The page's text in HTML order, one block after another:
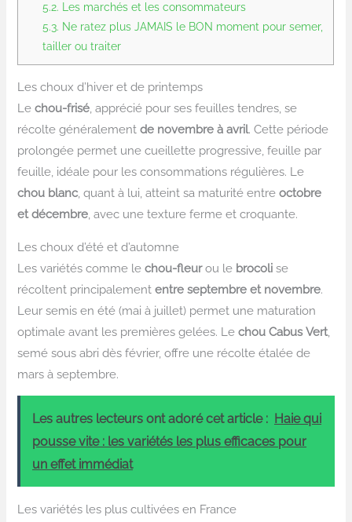
5.2. Les marchés et les consommateurs
5.3. Ne ratez plus JAMAIS le BON moment pour semer,
tailler ou traiter
Les choux d’hiver et de printemps
Lechou-frisé , apprécié pour ses feuilles tendres, se
récolte généralementde novembre à avril. Cette période
prolongée permet une cueillette progressive, feuille par
feuille, idéale pour les consommations régulières. Le
chou blanc , quant à lui, atteint sa maturité entreoctobre
et décembre , avec une texture ferme et croquante.
Les choux d’été et d’automne
Les variétés comme lechou-fleurou le brocoli se
récoltent principalemententre septembre et novembre.
Leur semis en été (mai à juillet) permet une maturation
optimale avant les premières gelées. Lechou Cabus Vert,
semé sous abri dès février, offre une récolte étalée de
mars à septembre.
Les autres lecteurs ont adoré cet article : Haie qui
pousse vite : les variétés les plus efficaces pour
un effet immédiat
Les variétés les plus cultivées en France